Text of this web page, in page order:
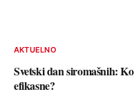
AKTUELNO
Svetski dan siromašnih:
efikasne?